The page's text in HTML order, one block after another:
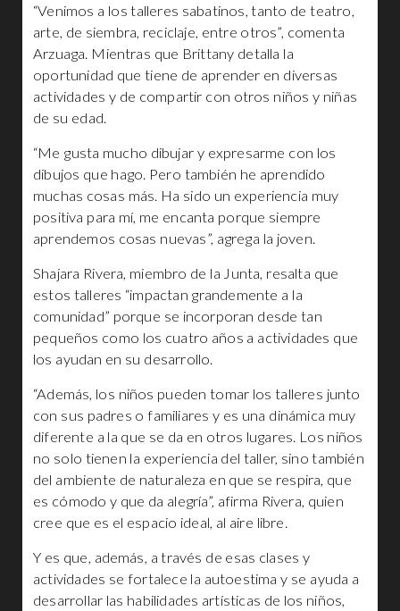
“Venimos a los talleres sabatinos, tanto de teatro,
arte, de siembra, reciclaje, entre otros”, comenta
Arzuaga. Mientras que Brittany detalla la
oportunidad que tiene de aprender en diversas
actividades y de compartir con otros niños y niñas
de su edad.
“Me gusta mucho dibujar y expresarme con los
dibujos que hago. Pero también he aprendido
muchas cosas más. Ha sido un experiencia muy
positiva para mí, me encanta porque siempre
aprendemos cosas nuevas”, agrega la joven.
Shajara Rivera, miembro de la Junta, resalta que
estos talleres “impactan grandemente a la
comunidad” porque se incorporan desde tan
pequeños como los cuatro años a actividades que
los ayudan en su desarrollo.
“Además, los niños pueden tomar los talleres junto
con sus padres o familiares y es una dinámica muy
diferente a la que se da en otros lugares. Los niños
no solo tienen la experiencia del taller, sino también
del ambiente de naturaleza en que se respira, que
es cómodo y que da alegría”, afirma Rivera, quien
cree que es el espacio ideal, al aire libre.
Y es que, además, a través de esas clases y
actividades se fortalece la autoestima y se ayuda a
desarrollar las habilidades artísticas de los niños,